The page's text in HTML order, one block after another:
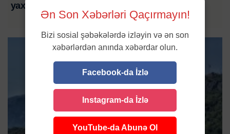
yaxını şikayət edib-VİDEO
Ən Son Xəbərləri Qaçırmayın!
Bizi sosial şəbəkələrdə izləyin və ən son
xəbərlərdən anında xəbərdar olun.
Facebook-da İzlə
Instagram-da İzlə
YouTube-da Abunə Ol